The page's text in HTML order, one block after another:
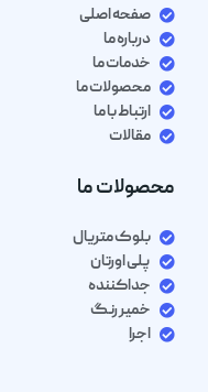
صفحه اصلی
درباره ما
خدمات ما
محصولات ما
ارتباط با ما
مقالات
محصولات ما
بلوک متریال
پلی اورتان
جداکننده
خمیر رنگ
اجرا